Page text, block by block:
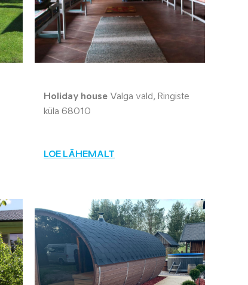
Holiday house Valga vald, Ringiste
küla 68010
LOE LÄHEMALT